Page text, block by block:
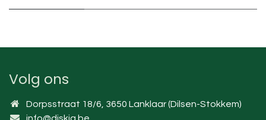
Volg ons
Dorpsstraat 18/6, 3650 Lanklaar (Dilsen-Stokkem)